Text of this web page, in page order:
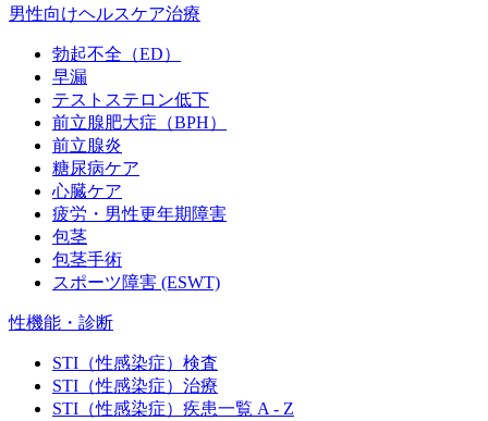
男性向けヘルスケア治療
勃起不全（ED）
早漏
テストステロン低下
前立腺肥大症（BPH）
前立腺炎
糖尿病ケア
心臓ケア
疲労・男性更年期障害
包茎
包茎手術
スポーツ障害 (ESWT)
性機能・診断
STI（性感染症）検査
STI（性感染症）治療
STI（性感染症）疾患一覧 A - Z